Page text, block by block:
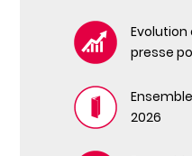
presse
2026